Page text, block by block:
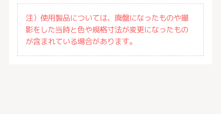
注）使用製品については、廃盤になったものや撮
影をした当時と色や規格寸法が変更になったもの
が含まれている場合があります。